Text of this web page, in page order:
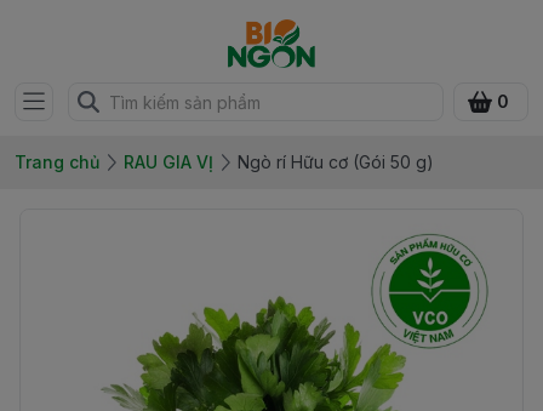
0
Trang chủ RAU GIA VỊ Ngò rí Hữu cơ (Gói 50 g)